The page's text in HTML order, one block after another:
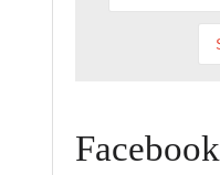
Facebook